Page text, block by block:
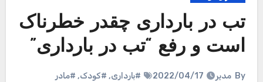
تب در بارداری چقدر خطرناک
است و رفع “تب در بارداری”
By مدیر 2022/04/17 #بارداری, #کودک, #مادر